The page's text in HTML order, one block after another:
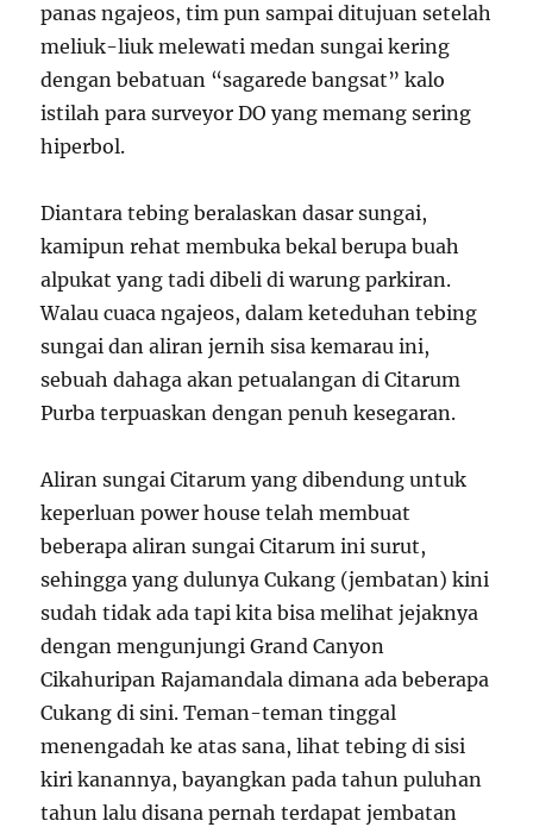
panas ngajeos, tim pun sampai ditujuan setelah
meliuk-liuk melewati medan sungai kering
dengan bebatuan “sagarede bangsat” kalo
istilah para surveyor DO yang memang sering
hiperbol.
Diantara tebing beralaskan dasar sungai,
kamipun rehat membuka bekal berupa buah
alpukat yang tadi dibeli di warung parkiran.
Walau cuaca ngajeos, dalam keteduhan tebing
sungai dan aliran jernih sisa kemarau ini,
sebuah dahaga akan petualangan di Citarum
Purba terpuaskan dengan penuh kesegaran.
Aliran sungai Citarum yang dibendung untuk
keperluan power house telah membuat
beberapa aliran sungai Citarum ini surut,
sehingga yang dulunya Cukang (jembatan) kini
sudah tidak ada tapi kita bisa melihat jejaknya
dengan mengunjungi Grand Canyon
Cikahuripan Rajamandala dimana ada beberapa
Cukang di sini. Teman-teman tinggal
menengadah ke atas sana, lihat tebing di sisi
kiri kanannya, bayangkan pada tahun puluhan
tahun lalu disana pernah terdapat jembatan